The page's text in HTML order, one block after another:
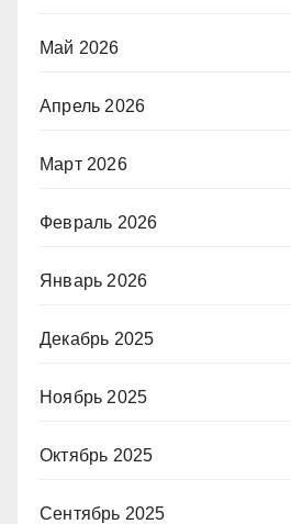
Май 2026
Апрель 2026
Март 2026
Февраль 2026
Январь 2026
Декабрь 2025
Ноябрь 2025
Октябрь 2025
Сентябрь 2025